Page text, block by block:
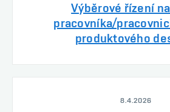
Výběrové řízení
pracovníka/
produktového
8.4.2026